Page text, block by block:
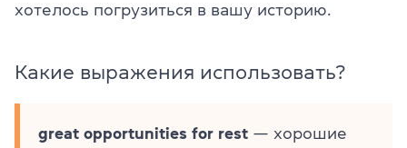
хотелось погрузиться в вашу историю.
Какие выражения использовать?
great opportunities for rest — хорошие